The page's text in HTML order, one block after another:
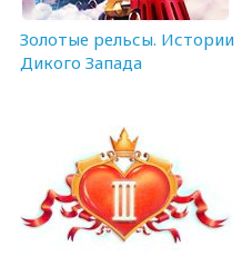
Золотые рельсы. Истории
Дикого Запада